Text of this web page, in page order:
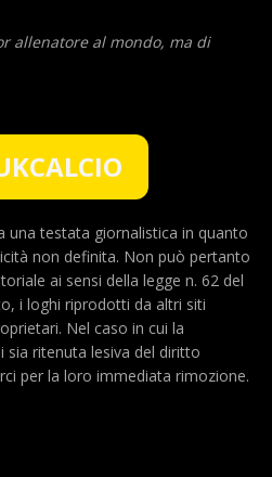
allenatore al mondo, ma di
una testata giornalistica in quanto
non definita. Non può pertanto
ai sensi della legge n. 62 del
i loghi riprodotti da altri siti
Nel caso in cui la
sia ritenuta lesiva del diritto
per la loro immediata rimozione.